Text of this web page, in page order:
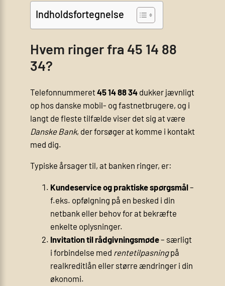
Indholdsfortegnelse
Hvem ringer fra 45 14 88
34?
Telefonnummeret45 14 88 34dukker jævnligt
op hos danske mobil- og fastnetbrugere, og i
langt de fleste tilfælde viser det sig at være
Danske Bank, der forsøger at komme i kontakt
med dig.
Typiske årsager til, at banken ringer, er:
Kundeservice og praktiske spørgsmål–
f.eks. opfølgning på en besked i din
netbank eller behov for at bekræfte
enkelte oplysninger.
Invitation til rådgivningsmøde– særligt
i forbindelse med rentetilpasningpå
realkreditlån eller større ændringer i din
økonomi.